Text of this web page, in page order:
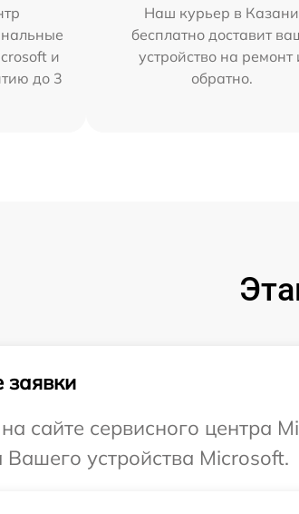
и
до 3
Наш курьер в Казани
бесплатно доставит
устройство на ремонт
обратно.
сайте сервисного центра
устройства Microsoft.